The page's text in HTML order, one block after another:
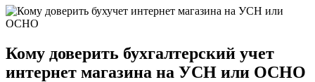
Кому доверить бухгалтерский учет
интернет магазина на УСН или ОСНО